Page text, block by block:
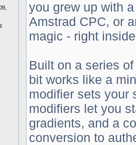
you grew up with
Amstrad CPC, or
magic - right
Built on a series
bit works like a
modifier sets your
modifiers let you
gradients, and a
conversion to